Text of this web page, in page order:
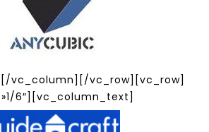
vc_column][/vc_row][vc_row]
6″][vc_column_text]